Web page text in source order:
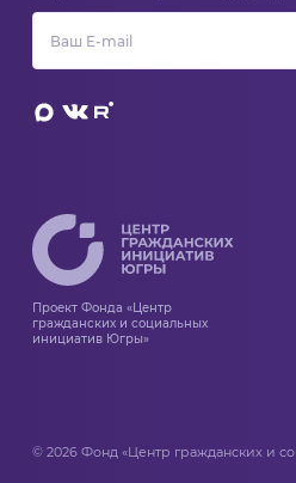
Проект Фонда «Центр
гражданских и социальных
инициатив Югры»
© 2026 Фонд «Центр гражданских и